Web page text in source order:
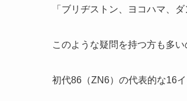
「ブリヂストン、ヨコハマ、
このような疑問を持つ方も多い
初代86（ZN6）の代表的な16イ